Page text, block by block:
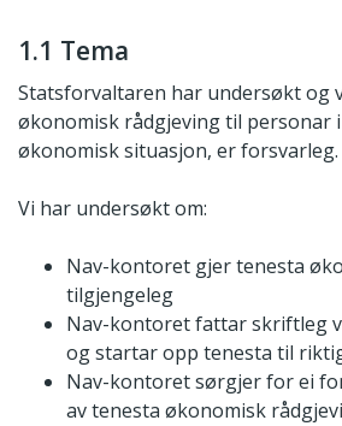
1.1 Tema
Statsforvaltaren har undersøkt og
økonomisk rådgjeving til personar
økonomisk situasjon, er forsvarleg.
Vi har undersøkt om:
Nav-kontoret gjer tenesta
tilgjengeleg
Nav-kontoret fattar skriftleg
og startar opp tenesta til
Nav-kontoret sørgjer for ei
av tenesta økonomisk